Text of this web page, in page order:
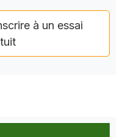
à un essai